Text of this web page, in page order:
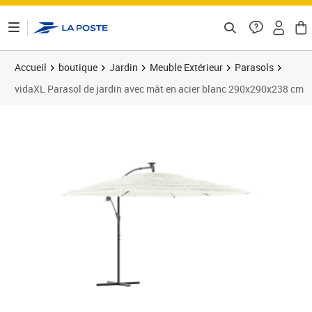
Accueil boutique Jardin Meuble Extérieur
Parasols
vidaXL Parasol de jardin avec mât en acier blanc 290x290x238 cm